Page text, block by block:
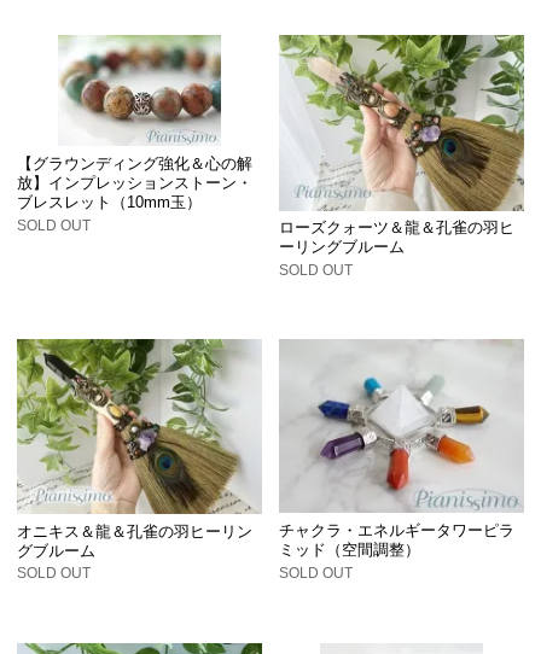
【グラウンディング強化＆心の解
放】インプレッションストーン・
ブレスレット（10mm玉）
SOLD OUT
ローズクォーツ＆龍＆孔雀の羽ヒ
ーリングブルーム
SOLD OUT
オニキス＆龍＆孔雀の羽ヒーリン
グブルーム
SOLD OUT
チャクラ・エネルギータワーピラ
ミッド（空間調整）
SOLD OUT